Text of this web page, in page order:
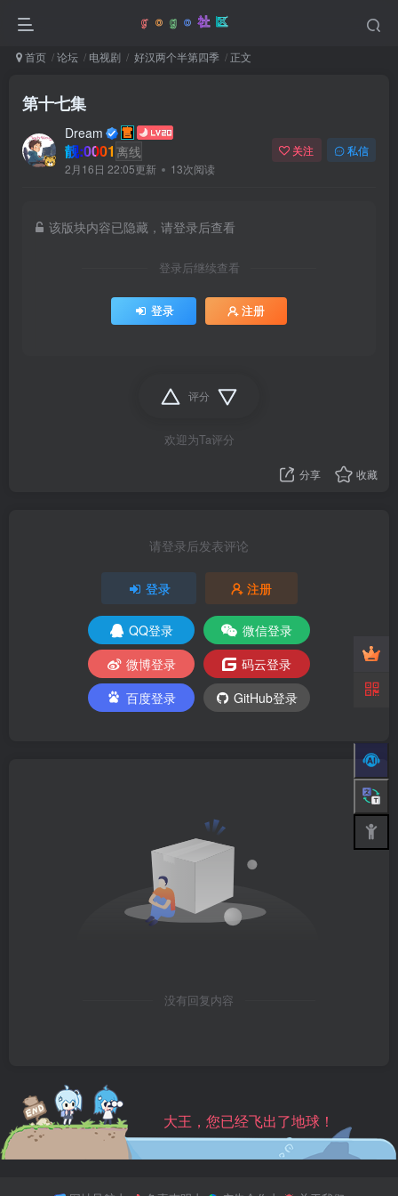
首页 论坛 电视剧 好汉两个半第四季 正文
第十七集
Dream
靓:0001 离线
2月16日 22:05更新 13次阅读
关注 私信
该版块内容已隐藏，请登录后查看
登录后继续查看
登录 注册
评分
欢迎为Ta评分
分享 收藏
请登录后发表评论
登录 注册
QQ登录
微信登录
微博登录
码云登录
百度登录
GitHub登录
没有回复内容
大王，您已经飞出了地球！